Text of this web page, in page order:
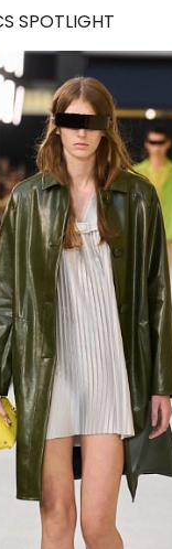
SPOTLIGHT